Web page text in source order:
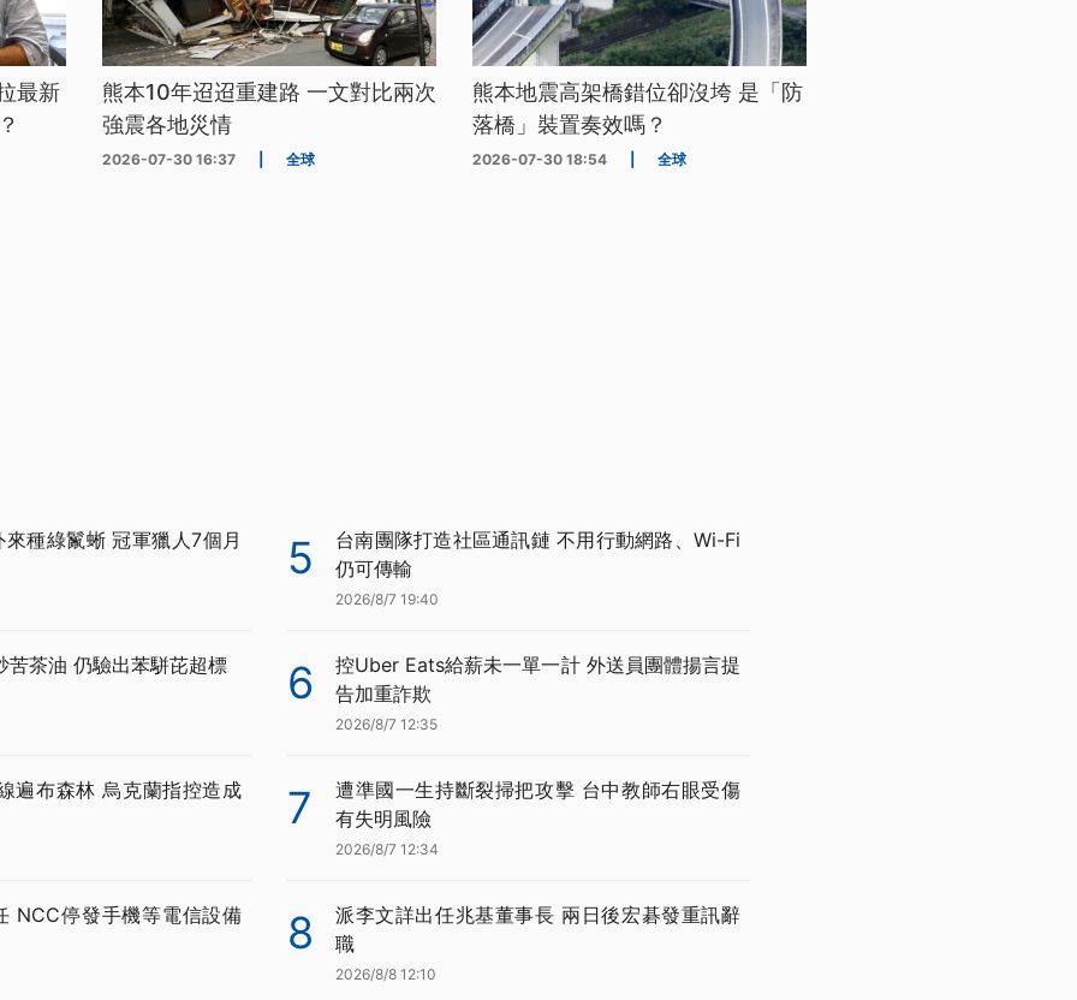
最新
熊本10年迢迢重建路 一文對比兩次
強震各地災情
2026-07-30 16:37 全球
熊本地震高架橋錯位卻沒垮 是「防
落橋」裝置奏效嗎？
2026-07-30 18:54 全球
種綠鬣蜥 冠軍獵人7個月
苦茶油 仍驗出苯駢芘超標
遍布森林 烏克蘭指控造成
NCC停發手機等電信設備
5
台南團隊打造社區通訊鏈 不用行動網路、Wi-Fi
仍可傳輸
2026/8/7 19:40
6
控Uber Eats給薪未一單一計 外送員團體揚言提
告加重詐欺
2026/8/7 12:35
7
遭準國一生持斷裂掃把攻擊 台中教師右眼受傷
有失明風險
2026/8/7 12:34
8
派李文詳出任兆基董事長 兩日後宏碁發重訊辭
職
2026/8/8 12:10